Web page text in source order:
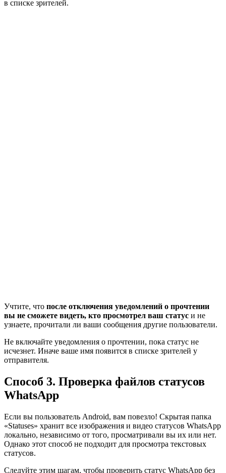
в списке зрителей.
Учтите, что после отключения уведомлений о прочтении
вы не сможете видеть, кто просмотрел ваш статус и не
узнаете, прочитали ли ваши сообщения другие пользователи.
Не включайте уведомления о прочтении, пока статус не
исчезнет. Иначе ваше имя появится в списке зрителей у
отправителя.
Способ 3. Проверка файлов статусов
WhatsApp
Если вы пользователь Android, вам повезло! Скрытая папка
«Statuses» хранит все изображения и видео статусов WhatsApp
локально, независимо от того, просматривали вы их или нет.
Однако этот способ не подходит для просмотра текстовых
статусов.
Следуйте этим шагам, чтобы проверить статус WhatsApp без